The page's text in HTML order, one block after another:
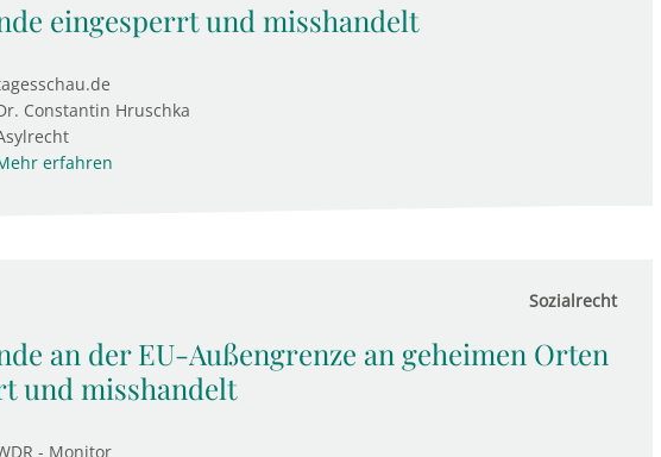
eingesperrt und misshandelt
Constantin Hruschka
erfahren
Sozialrecht
an der EU-Außengrenze an geheimen Orten
und misshandelt
- Monitor